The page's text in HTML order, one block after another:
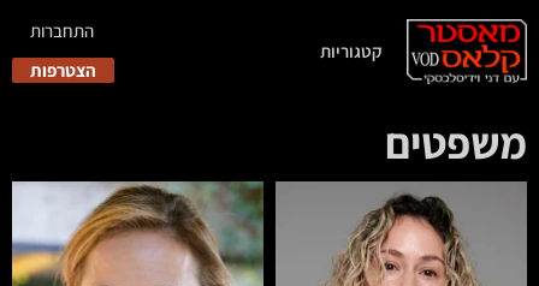
קטגוריות
התחברות
הצטרפות
משפטים